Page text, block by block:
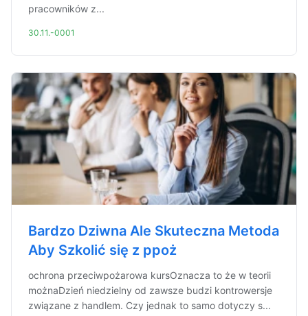
pracowników z...
30.11.-0001
Bardzo Dziwna Ale Skuteczna Metoda
Aby Szkolić się z ppoż
ochrona przeciwpożarowa kursOznacza to że w teorii
możnaDzień niedzielny od zawsze budzi kontrowersje
związane z handlem. Czy jednak to samo dotyczy s...